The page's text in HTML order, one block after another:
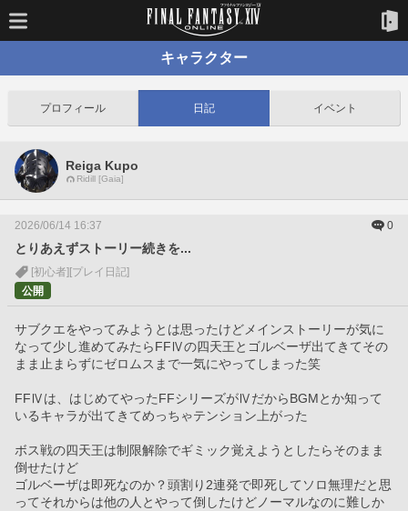
キャラクター
プロフィール 日記 イベント
Reiga Kupo
Ridill [Gaia]
2026/06/14 16:37 0
とりあえずストーリー続きを...
[初心者] [プレイ日記]
公開
サブクエをやってみようとは思ったけどメインストーリーが気に
なって少し進めてみたらFFⅣの四天王とゴルベーザ出てきてその
まま止まらずにゼロムスまで一気にやってしまった笑
FFⅣは、はじめてやったFFシリーズがⅣだからBGMとか知って
いるキャラが出てきてめっちゃテンション上がった
ボス戦の四天王は制限解除でギミック覚えようとしたらそのまま
倒せたけど
ゴルベーザは即死なのか？頭割り2連発で即死してソロ無理だと思
ってそれからは他の人とやって倒したけどノーマルなのに難しか